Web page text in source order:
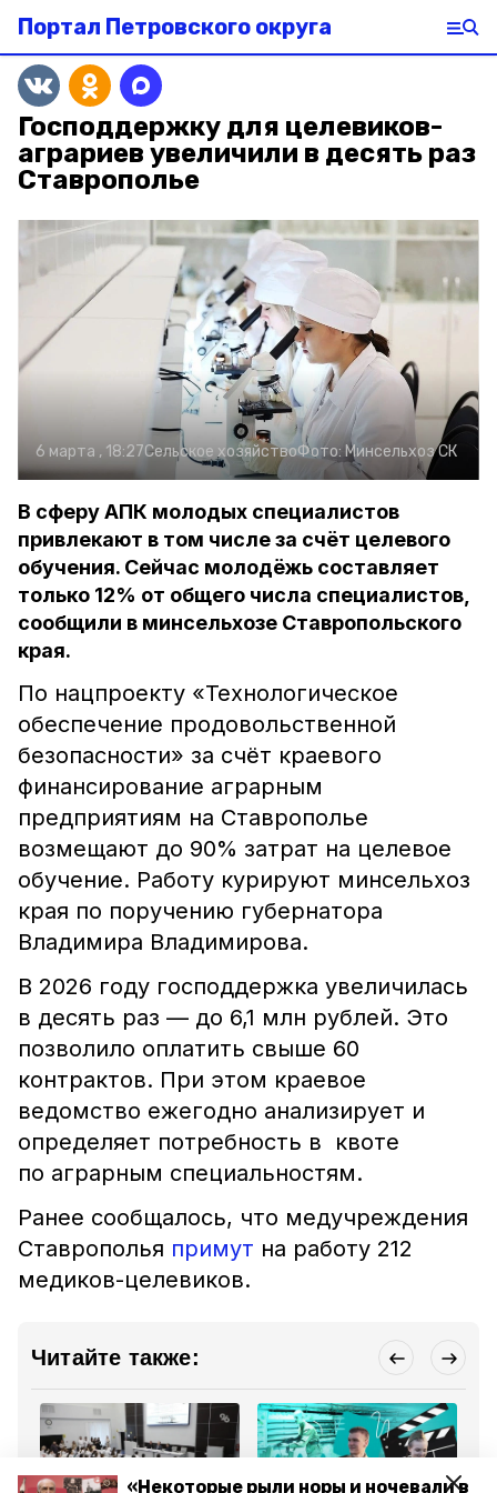
«Некоторые рыли норы и ночевали в
Портал Петровского округа
Господдержку для целевиков-
аграриев увеличили в десять раз
Ставрополье
6 марта , 18:27Сельское хозяйствоФото: Минсельхоз СК
В сферу АПК молодых специалистов
привлекают в том числе за счёт целевого
обучения. Сейчас молодёжь составляет
только 12% от общего числа специалистов,
сообщили в минсельхозе Ставропольского
края.
По нацпроекту «Технологическое
обеспечение продовольственной
безопасности» за счёт краевого
финансирование аграрным
предприятиям на Ставрополье
возмещают до 90% затрат на целевое
обучение. Работу курируют минсельхоз
края по поручению губернатора
Владимира Владимирова.
В 2026 году господдержка увеличилась
в десять раз — до 6,1 млн рублей. Это
позволило оплатить свыше 60
контрактов. При этом краевое
ведомство ежегодно анализирует и
определяет потребность в квоте
по аграрным специальностям.
Ранее сообщалось, что медучреждения
Ставрополья примут на работу 212
медиков-целевиков.
Читайте также: